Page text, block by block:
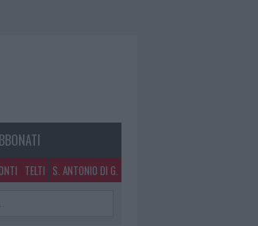
TELTI S. ANTONIO DI G.